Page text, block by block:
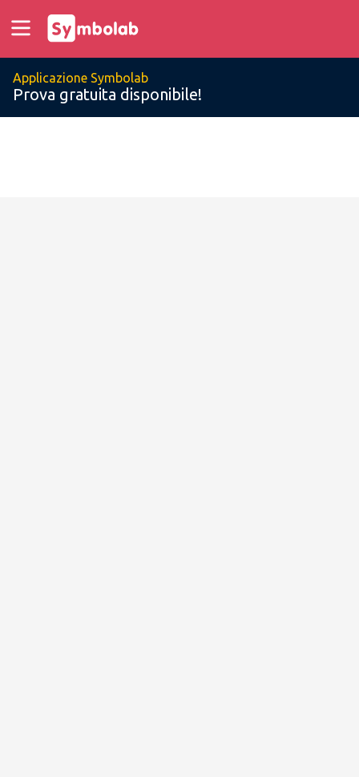
Applicazione Symbolab
Prova gratuita disponibile!